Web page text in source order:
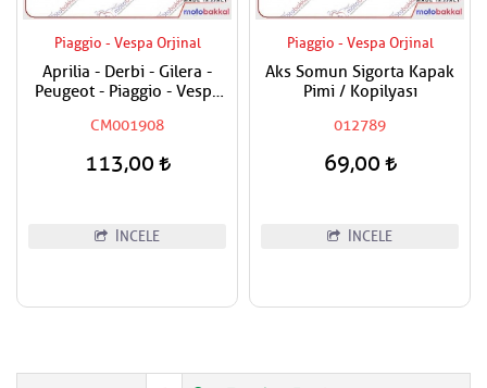
Piaggio - Vespa Orjinal
Aprilia - Derbi - Gilera -
Peugeot - Piaggio - Vespa
Kelepçesi
CM001908
113,00
İNCELE
Piaggio - Vespa Orjinal
Aks Somun Sigorta Kapak
Pimi / Kopilyası
012789
69,00
İNCELE